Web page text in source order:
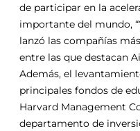
de participar en la
importante del mundo,
lanzó las compañías
entre las que destacan
Además, el
principales fondos de
Harvard Management
departamento de